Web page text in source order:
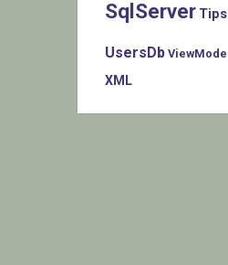
SqlServer Tips
UsersDb ViewModel
XML